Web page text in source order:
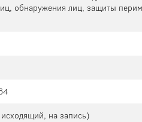
обнаружения лиц, защиты
на запись)